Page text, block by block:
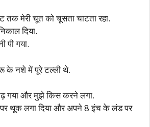
तक मेरी चूत को चूसता चाटता रहा.
दिया.
पी गया.
के नशे में पूरे टल्ली थे.
गया और मुझे किस करने लगा.
थूक लगा दिया और अपने 8 इंच के लंड पर